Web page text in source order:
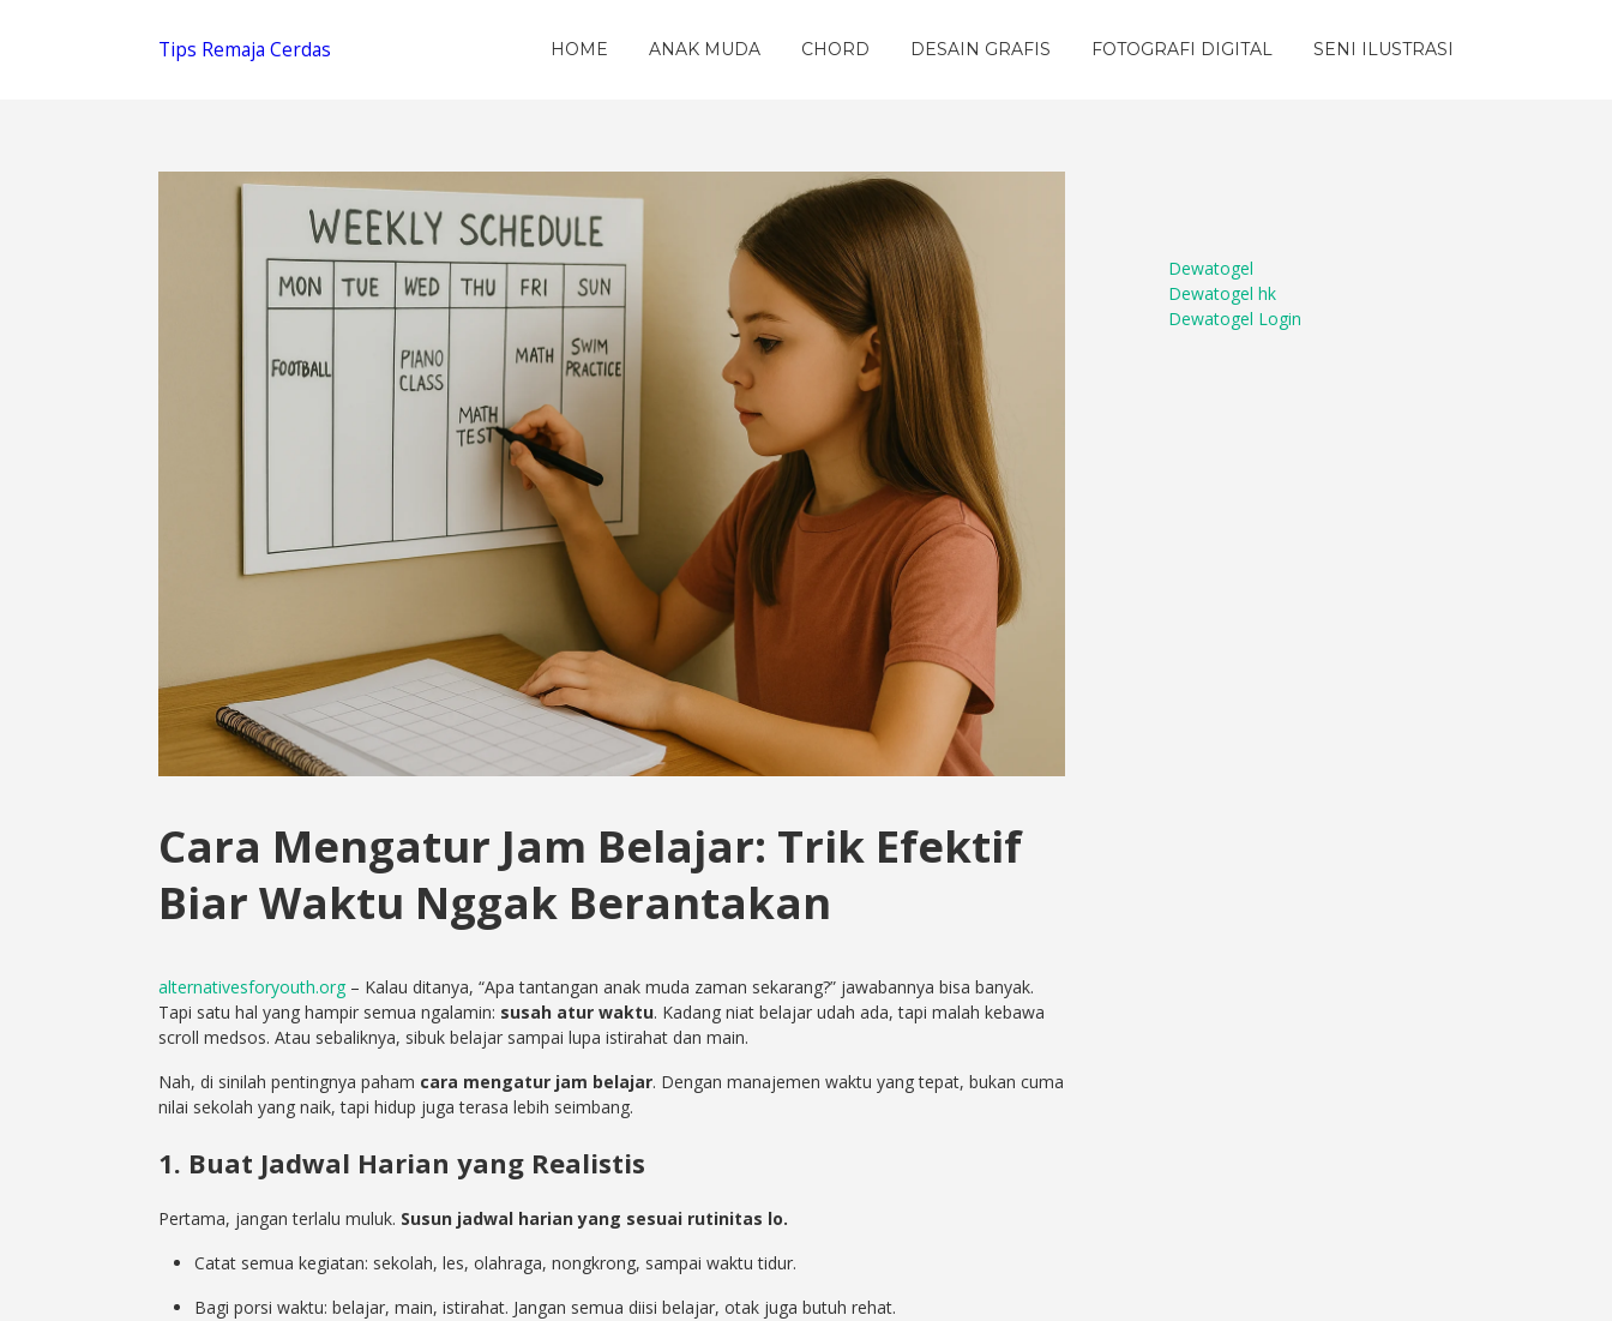
Tips Remaja Cerdas HOME ANAK MUDA CHORD DESAIN GRAFIS FOTOGRAFI DIGITAL SENI ILUSTRASI
Cara Mengatur Jam Belajar: Trik Efektif
Biar Waktu Nggak Berantakan
alternativesforyouth.org – Kalau ditanya, “Apa tantangan anak muda zaman sekarang?” jawabannya bisa banyak.
Tapi satu hal yang hampir semua ngalamin: susah atur waktu. Kadang niat belajar udah ada, tapi malah kebawa
scroll medsos. Atau sebaliknya, sibuk belajar sampai lupa istirahat dan main.
Nah, di sinilah pentingnya paham cara mengatur jam belajar. Dengan manajemen waktu yang tepat, bukan cuma
nilai sekolah yang naik, tapi hidup juga terasa lebih seimbang.
1. Buat Jadwal Harian yang Realistis
Pertama, jangan terlalu muluk. Susun jadwal harian yang sesuai rutinitas lo.
Catat semua kegiatan: sekolah, les, olahraga, nongkrong, sampai waktu tidur.
Bagi porsi waktu: belajar, main, istirahat. Jangan semua diisi belajar, otak juga butuh rehat.
Dewatogel
Dewatogel hk
Dewatogel Login